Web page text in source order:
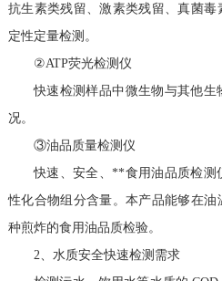
抗生素类残留、激素类残留、真菌
定性定量检测。
②ATP荧光检测仪
快速检测样品中微生物与其他
况。
③油品质量检测仪
快速、安全、**食用油品质检测
性化合物组分含量。本产品能够在
种煎炸的食用油品质检验。
2、水质安全快速检测需求